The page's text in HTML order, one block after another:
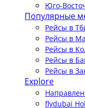
Юго-
Популярные
Рейсы в
Рейсы в
Рейсы в
Рейсы в
Рейсы в
Explore
flydubai